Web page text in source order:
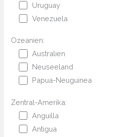
Uruguay
Venezuela
Ozeanien:
Australien
Neuseeland
Papua-Neuguinea
Zentral-Amerika:
Anguilla
Antigua